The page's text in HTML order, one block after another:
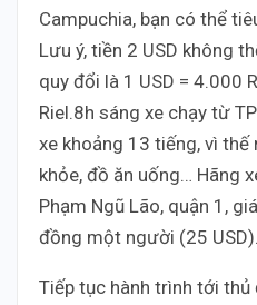
Campuchia, bạn có thể
Lưu ý, tiền 2 USD không
quy đổi là 1 USD = 4.000
Riel.8h sáng xe chạy từ
xe khoảng 13 tiếng, vì thế
khỏe, đồ ăn uống… Hãng
Phạm Ngũ Lão, quận 1,
đồng một người (25 USD).
Tiếp tục hành trình tới thủ